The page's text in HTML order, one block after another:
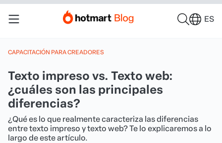
ES
CAPACITACIÓN PARA CREADORES
Texto impreso vs. Texto web:
¿cuáles son las principales
diferencias?
¿Qué es lo que realmente caracteriza las diferencias
entre texto impreso y texto web? Te lo explicaremos a lo
largo de este artículo.